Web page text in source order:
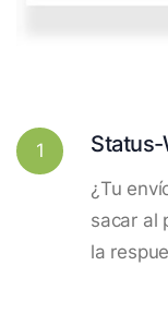
1 Status-
¿Tu
sacar al
la